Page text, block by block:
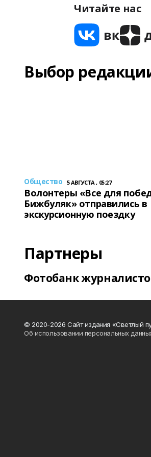
Читайте нас
Выбор
Общество 5 АВГУСТА , 05:27
Волонтеры «Все для
Бижбуляк» отправились в
экскурсионную поездку
Партнеры
Фотобанк
© 2020-2026 Сайт издания «Светлый
Об использовании персональных